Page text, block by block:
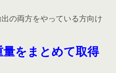
の両方をやっている方向け
をまとめて取得